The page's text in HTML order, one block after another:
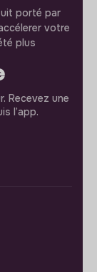
porté par
votre
plus
Recevez une
l’app.